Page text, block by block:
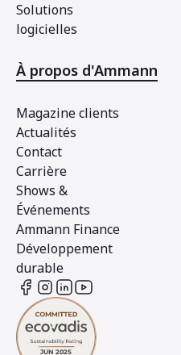
Solutions
logicielles
À propos d'Ammann
Magazine clients
Actualités
Contact
Carrière
Shows &
Événements
Ammann Finance
Développement
durable